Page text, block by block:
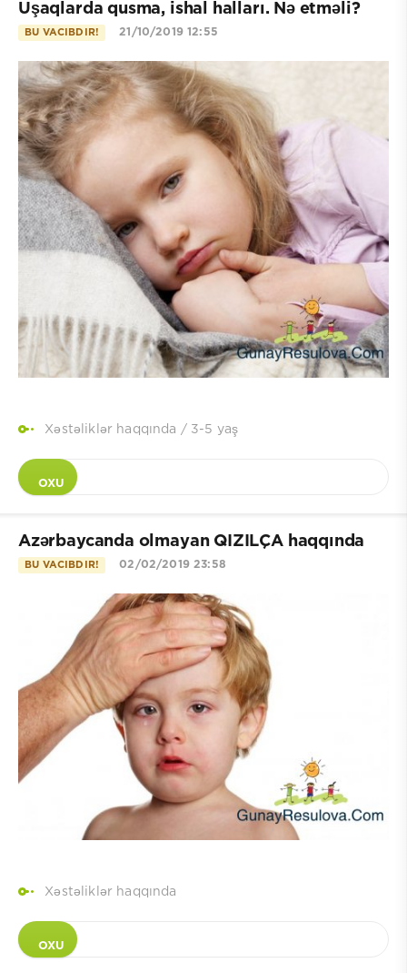
Uşaqlarda qusma, ishal halları. Nə etməli?
BU VACIBDIR! 21/10/2019 12:55
Xəstəliklər haqqında / 3-5 yaş
OXU
Azərbaycanda olmayan QIZILÇA haqqında
BU VACIBDIR! 02/02/2019 23:58
Xəstəliklər haqqında
OXU